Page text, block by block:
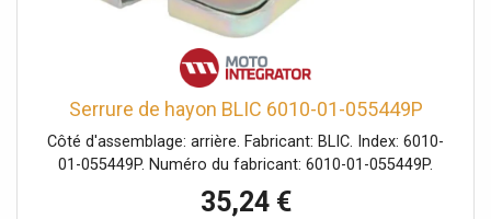
Serrure de hayon BLIC 6010-01-055449P
Côté d'assemblage: arrière. Fabricant: BLIC. Index: 6010-
01-055449P. Numéro du fabricant: 6010-01-055449P.
35,24 €